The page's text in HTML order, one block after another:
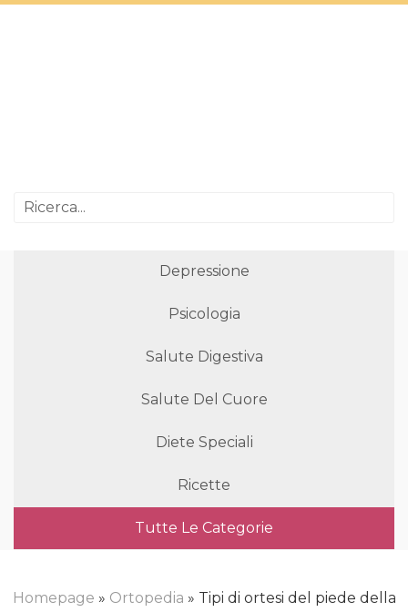
Depressione
Psicologia
Salute Digestiva
Salute Del Cuore
Diete Speciali
Ricette
Tutte Le Categorie
Homepage » Ortopedia » Tipi di ortesi del piede della